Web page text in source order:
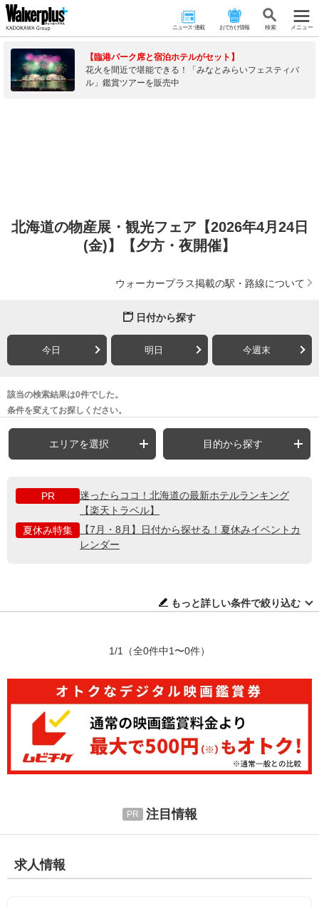
ニュース･連載 おでかけ情報 検 索 メニュー
【臨港パーク席と宿泊ホテルがセット】
花火を間近で堪能できる！「みなとみらいフェスティバ
ル」鑑賞ツアーを販売中
北海道の物産展・観光フェア【2026年4月24日
(金)】【夕方・夜開催】
ウォーカープラス掲載の駅・路線について
日付から探す
今日 明日 今週末
該当の検索結果は0件でした。
条件を変えてお探しください。
エリアを選択 目的から探す
PR
迷ったらココ！北海道の最新ホテルランキング
【楽天トラベル】
夏休み特集
【7月・8月】日付から探せる！夏休みイベントカ
レンダー
もっと詳しい条件で絞り込む
1/1 （全0件中1〜0件）
注目情報
求人情報